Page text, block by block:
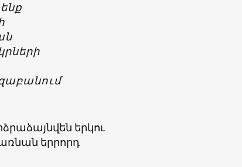
երկու
երրորդ